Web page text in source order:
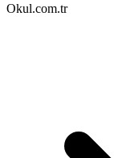
Okul.com.tr